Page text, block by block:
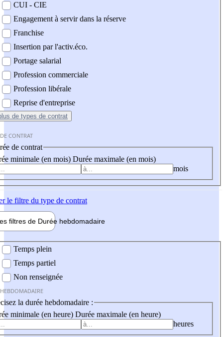
CUI - CIE
Engagement à servir dans la réserve
Franchise
Insertion par l'activ.éco.
Portage salarial
Profession commerciale
Profession libérale
Reprise d'entreprise
de types de contrat
CONTRAT
de contrat
minimale (en mois) Durée maximale (en mois)
mois
le filtre du type de contrat
filtres de Durée hebdomadaire
Temps plein
Temps partiel
Non renseignée
la durée hebdomadaire :
minimale (en heure) Durée maximale (en heure)
heures